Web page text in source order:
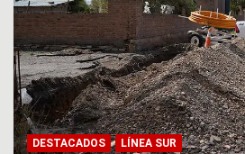
DESTACADOS LÍNEA SUR